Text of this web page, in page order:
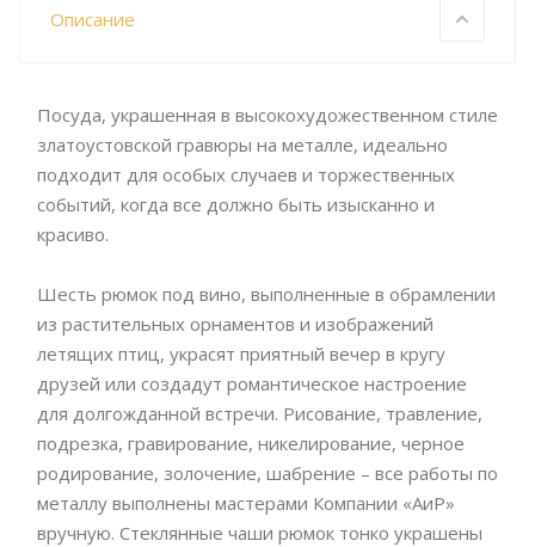
Описание
Посуда, украшенная в высокохудожественном стиле
златоустовской гравюры на металле, идеально
подходит для особых случаев и торжественных
событий, когда все должно быть изысканно и
красиво.
Шесть рюмок под вино, выполненные в обрамлении
из растительных орнаментов и изображений
летящих птиц, украсят приятный вечер в кругу
друзей или создадут романтическое настроение
для долгожданной встречи. Рисование, травление,
подрезка, гравирование, никелирование, черное
родирование, золочение, шабрение – все работы по
металлу выполнены мастерами Компании «АиР»
вручную. Стеклянные чаши рюмок тонко украшены